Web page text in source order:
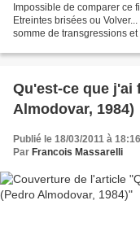
Impossible de comparer ce
Etreintes brisées ou
somme de transgressions
Qu'est-ce que j'ai
Almodovar, 1984)
Publié le 18/03/2011 à 18:16
Par Francois Massarelli